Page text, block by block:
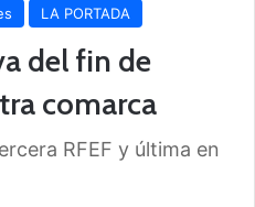
LA PORTADA
del fin de
comarca
RFEF y última en